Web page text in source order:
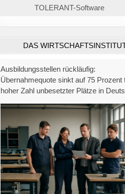
TOLERANT-Software
DAS
Zahl der Insolvenzen in Deutschland
hoch: Juli verzeichnet 1.689 Fälle – 75
Vorkrisenniveau.